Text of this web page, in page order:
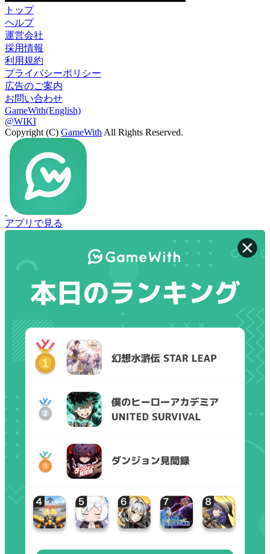
トップ
ヘルプ
運営会社
採用情報
利用規約
プライバシーポリシー
広告のご案内
お問い合わせ
GameWith(English)
@WIKI
Copyright (C) GameWith All Rights Reserved.
アプリで見る